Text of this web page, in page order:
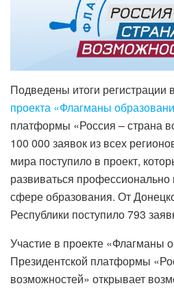
Подведены итоги регистрации
проекта «Флагманы
платформы «Россия – страна
100 000 заявок из всех
мира поступило в проект,
развиваться профессионально
сфере образования. От
Республики поступило 793
Участие в проекте «Флагманы
Президентской платформы
возможностей» открывает